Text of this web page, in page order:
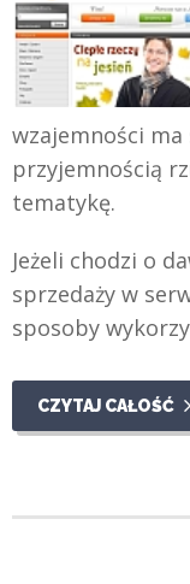
wzajemności
przyjemnością
tematykę.
Jeżeli chodzi o
sprzedaży w
sposoby
CZYTAJ CAŁOŚĆ